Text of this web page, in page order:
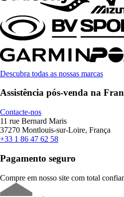
Descubra todas as nossas marcas
Assistência pós-venda na
Contacte-nos
11 rue Bernard Maris
37270 Montlouis-sur-Loire, França
+33 1 86 47 62 58
Pagamento seguro
Compre em nosso site com total